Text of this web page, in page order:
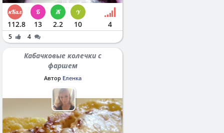
112.8 13 2.2 10 4
5 4
Кабачковые колечки с
фаршем
Автор Еленка